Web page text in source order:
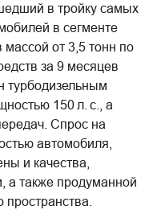
в тройку самых
в сегменте
массой от 3,5 тонн по
за 9 месяцев
турбодизельным
150 л. с., а
Спрос на
автомобиля,
и качества,
а также продуманной
пространства.